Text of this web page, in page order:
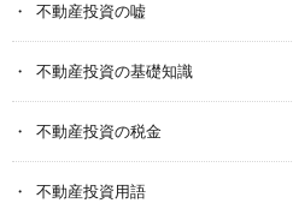
不動産投資の嘘
不動産投資の基礎知識
不動産投資の税金
不動産投資用語